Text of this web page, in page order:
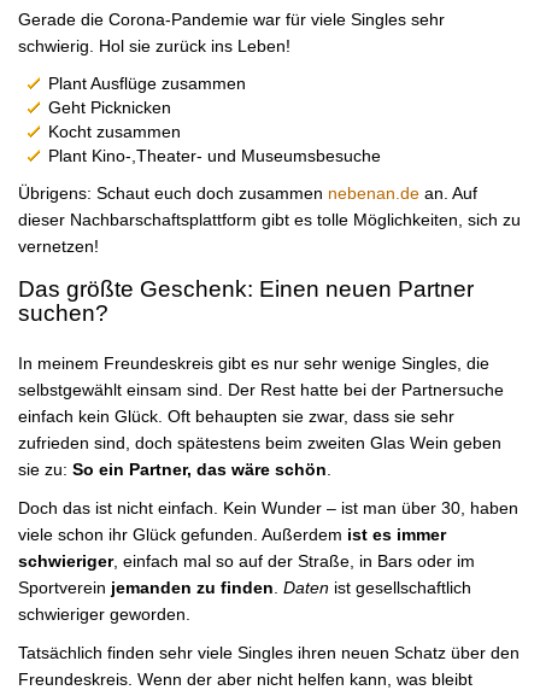
Gerade die Corona-Pandemie war für viele Singles sehr
schwierig. Hol sie zurück ins Leben!
Plant Ausflüge zusammen
Geht Picknicken
Kocht zusammen
Plant Kino-,Theater- und Museumsbesuche
Übrigens: Schaut euch doch zusammen nebenan.de an. Auf
dieser Nachbarschaftsplattform gibt es tolle Möglichkeiten, sich zu
vernetzen!
Das größte Geschenk: Einen neuen Partner
suchen?
In meinem Freundeskreis gibt es nur sehr wenige Singles, die
selbstgewählt einsam sind. Der Rest hatte bei der Partnersuche
einfach kein Glück. Oft behaupten sie zwar, dass sie sehr
zufrieden sind, doch spätestens beim zweiten Glas Wein geben
sie zu: So ein Partner, das wäre schön
Doch das ist nicht einfach. Kein Wunder – ist man über 30, haben
viele schon ihr Glück gefunden. Außerdem ist es immer
schwieriger, einfach mal so auf der Straße, in Bars oder im
Sportverein jemanden zu finden Daten ist gesellschaftlich
schwieriger geworden.
Tatsächlich finden sehr viele Singles ihren neuen Schatz über den
Freundeskreis. Wenn der aber nicht helfen kann, was bleibt